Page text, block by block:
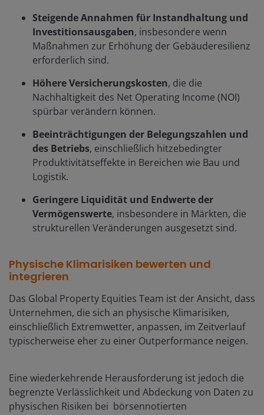
Steigende Annahmen für Instandhaltung und
Investitionsausgaben, insbesondere wenn
Maßnahmen zur Erhöhung der Gebäuderesilienz
erforderlich sind.
Höhere Versicherungskosten, die die
Nachhaltigkeit des Net Operating Income (NOI)
spürbar verändern können.
Beeinträchtigungen der Belegungszahlen und
des Betriebs, einschließlich hitzebedingter
Produktivitätseffekte in Bereichen wie Bau und
Logistik.
Geringere Liquidität und Endwerte der
Vermögenswerte, insbesondere in Märkten, die
strukturellen Veränderungen ausgesetzt sind.
Physische Klimarisiken bewerten und
integrieren
Das Global Property Equities Team ist der Ansicht, dass
Unternehmen, die sich an physische Klimarisiken,
einschließlich Extremwetter, anpassen, im Zeitverlauf
typischerweise eher zu einer Outperformance neigen.
Eine wiederkehrende Herausforderung ist jedoch die
begrenzte Verlässlichkeit und Abdeckung von Daten zu
physischen Risiken bei börsennotierten